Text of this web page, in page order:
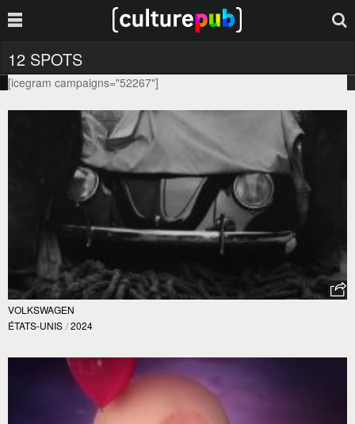
12 SPOTS
[icegram campaigns="52267"]
VOLKSWAGEN
ÉTATS-UNIS / 2024